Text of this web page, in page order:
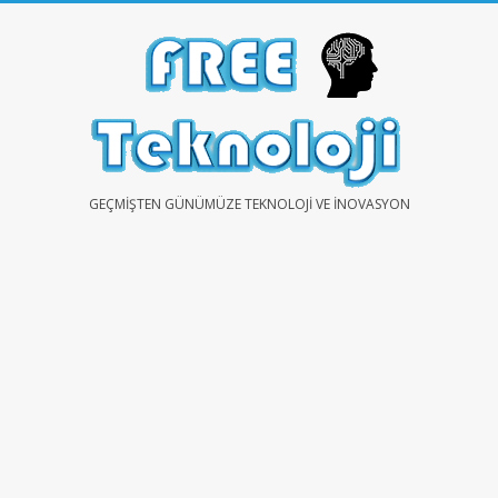
FREEGEÇMIŞTEN GÜNÜMÜZE TEKNOLOJI VE İNOVASYON